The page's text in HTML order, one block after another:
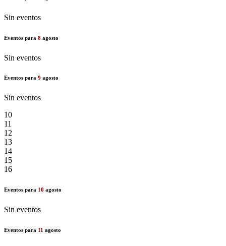
Sin eventos
Eventos para 8 agosto
Sin eventos
Eventos para 9 agosto
Sin eventos
10
11
12
13
14
15
16
Eventos para 10 agosto
Sin eventos
Eventos para 11 agosto